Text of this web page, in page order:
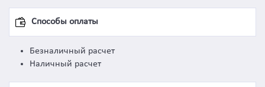
Способы оплаты
Безналичный расчет
Наличный расчет